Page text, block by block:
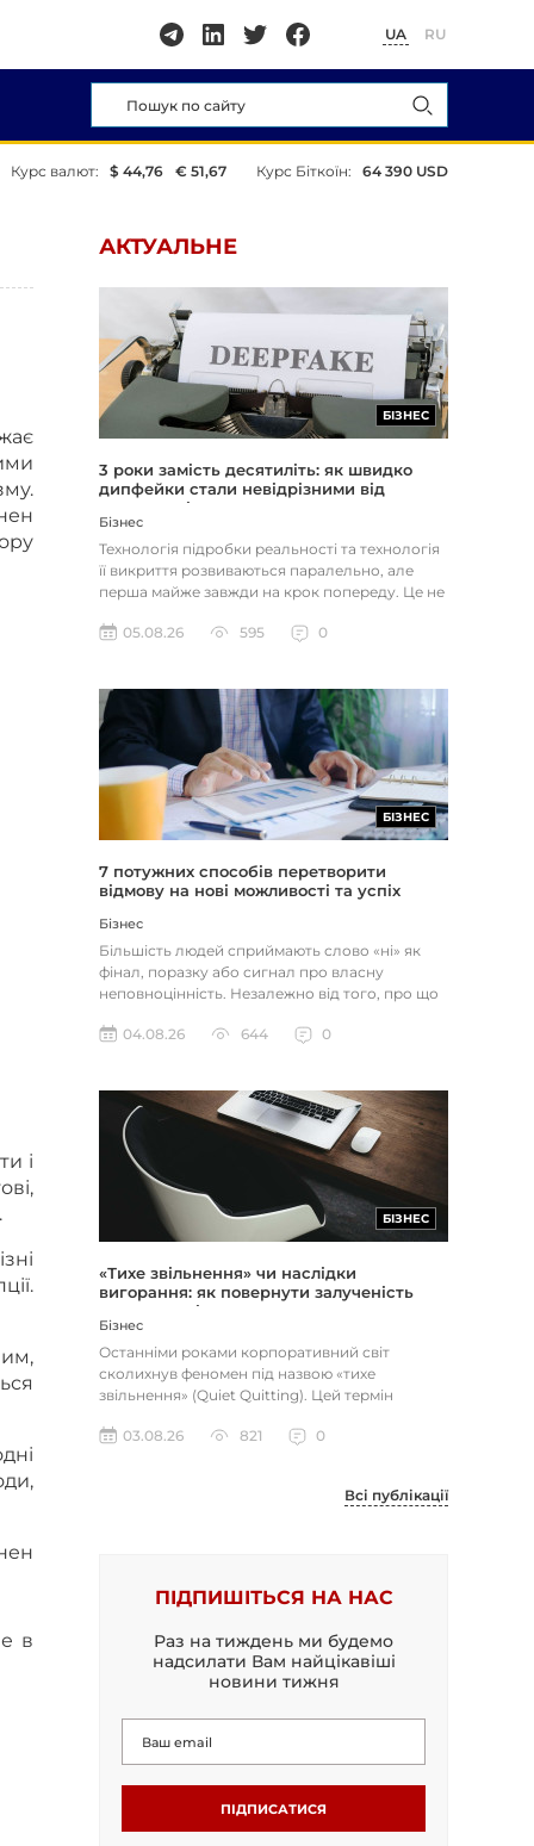
UA RU
Курс валют: $ 44,76 € 51,67 Курс Біткоїн: 64 390 USD
і
в
АКТУАЛЬНЕ
БІЗНЕС
3 роки замість десятиліть: як швидко
дипфейки стали невідрізними від
реальності
Бізнес
Технологія підробки реальності та технологія
її викриття розвиваються паралельно, але
перша майже завжди на крок попереду. Це не
05.08.26
595 0
БІЗНЕС
7 потужних способів перетворити
відмову на нові можливості та успіх
Бізнес
Більшість людей сприймають слово «ні» як
фінал, поразку або сигнал про власну
неповноцінність. Незалежно від того, про що
04.08.26
644 0
БІЗНЕС
«Тихе звільнення» чи наслідки
вигорання: як повернути залученість
через сенс і мету
Бізнес
Останніми роками корпоративний світ
сколихнув феномен під назвою «тихе
звільнення» (Quiet Quitting). Цей термін
03.08.26
821 0
Всі публікації
ПІДПИШІТЬСЯ НА НАС
Раз на тиждень ми будемо
надсилати Вам найцікавіші
новини тижня
ПІДПИСАТИСЯ